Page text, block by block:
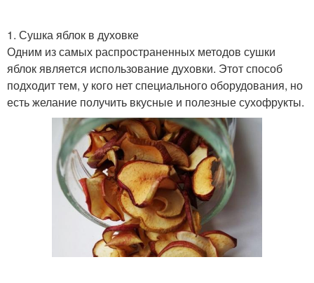
1. Сушка яблок в духовке
Одним из самых распространенных методов сушки
яблок является использование духовки. Этот способ
подходит тем, у кого нет специального оборудования, но
есть желание получить вкусные и полезные сухофрукты.